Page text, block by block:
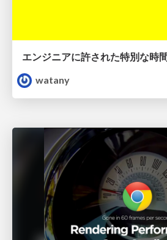
エンジニアに許された特別な時
watany